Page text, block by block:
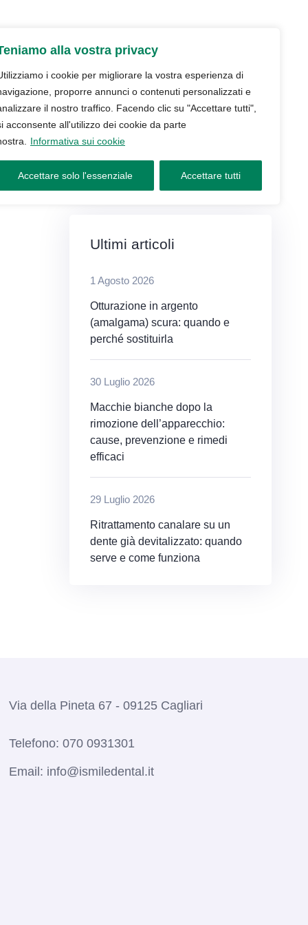
alla vostra privacy
i cookie per migliorare la vostra esperienza di
proporre annunci o contenuti personalizzati e
il nostro traffico. Facendo clic su "Accettare tutti",
acconsente all'utilizzo dei cookie da parte
Informativa sui cookie
Accettare solo l'essenziale Accettare tutti
Ultimi articoli
1 Agosto 2026
Otturazione in argento
(amalgama) scura: quando e
perché sostituirla
30 Luglio 2026
Macchie bianche dopo la
rimozione dell’apparecchio:
cause, prevenzione e rimedi
efficaci
29 Luglio 2026
Ritrattamento canalare su un
dente già devitalizzato: quando
serve e come funziona
Via della Pineta 67 - 09125 Cagliari
Telefono: 070 0931301
Email: info@ismiledental.it